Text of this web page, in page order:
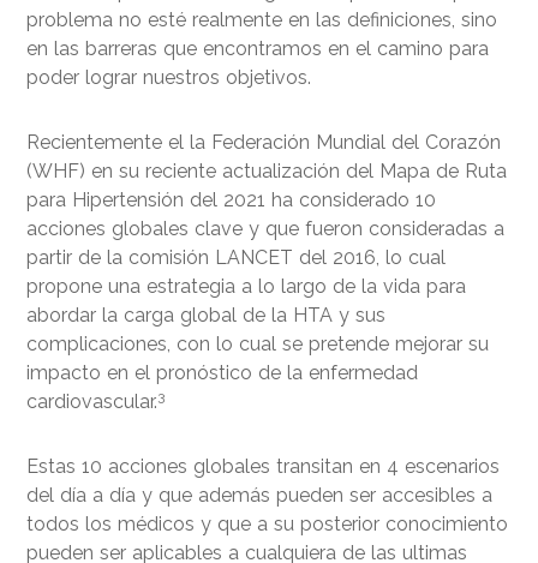
problema no esté realmente en las definiciones, sino
en las barreras que encontramos en el camino para
poder lograr nuestros objetivos.
Recientemente el la Federación Mundial del Corazón
(WHF) en su reciente actualización del Mapa de Ruta
para Hipertensión del 2021 ha considerado 10
acciones globales clave y que fueron consideradas a
partir de la comisión LANCET del 2016, lo cual
propone una estrategia a lo largo de la vida para
abordar la carga global de la HTA y sus
complicaciones, con lo cual se pretende mejorar su
impacto en el pronóstico de la enfermedad
cardiovascular.3
Estas 10 acciones globales transitan en 4 escenarios
del día a día y que además pueden ser accesibles a
todos los médicos y que a su posterior conocimiento
pueden ser aplicables a cualquiera de las ultimas